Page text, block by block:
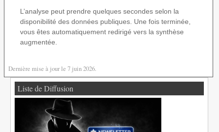
L’analyse peut prendre quelques secondes selon la
disponibilité des données publiques. Une fois terminée,
vous êtes automatiquement redirigé vers la synthèse
augmentée.
Dernière mise à jour le 7 juin 2026.
Liste de Diffusion